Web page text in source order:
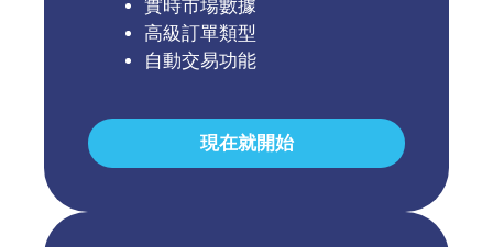
實時市場數據
高級訂單類型
自動交易功能
現在就開始